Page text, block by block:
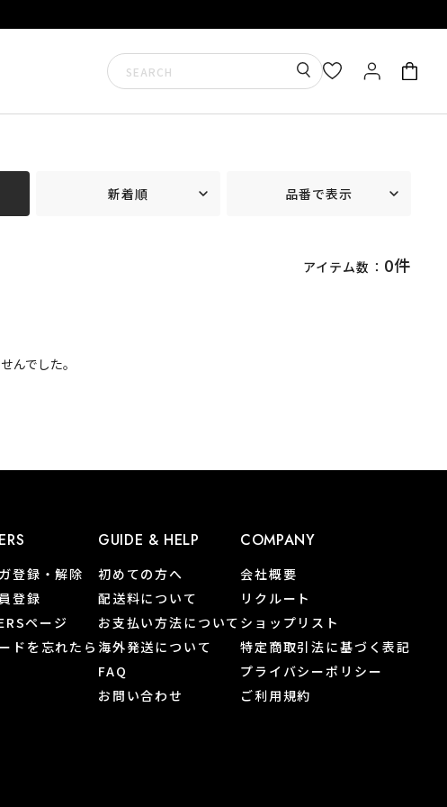
新着順 品番で表示
アイテム数： 0件
んでした。
登録・解除
登録
ページ
ドを忘れたら
GUIDE & HELP
初めての方へ
配送料について
お支払い方法について
海外発送について
FAQ
お問い合わせ
COMPANY
会社概要
リクルート
ショップリスト
特定商取引法に基づく表記
プライバシーポリシー
ご利用規約